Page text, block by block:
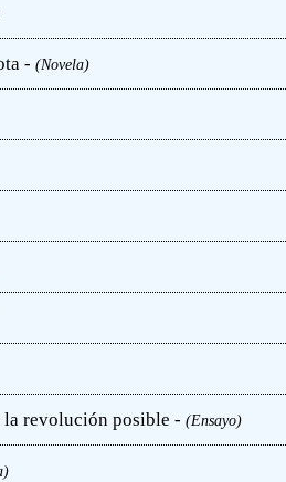
- (Novela)
revolución posible - (Ensayo)